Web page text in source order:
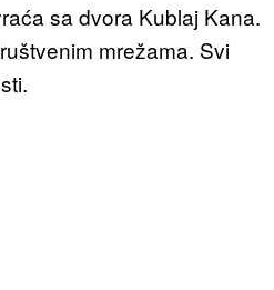
sa dvora Kublaj Kana.
mrežama. Svi